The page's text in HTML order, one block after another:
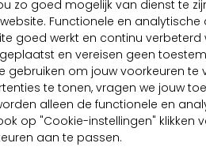
zo goed mogelijk van dienst te
Functionele en
goed werkt en continu verbeterd
en vereisen geen
gebruiken om jouw voorkeuren
te tonen, vragen we jouw
alleen de functionele en
op "Cookie-instellingen" klikken
aan te passen.